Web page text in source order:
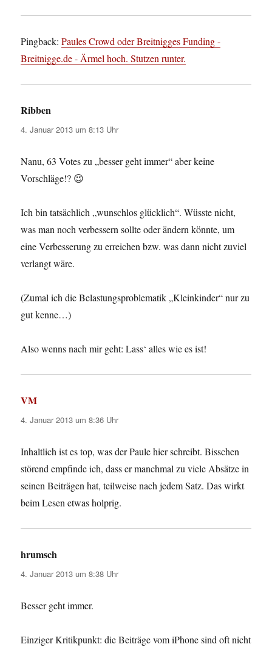
Pingback:Paules Crowd oder Breitnigges Funding -
Breitnigge.de - Ärmel hoch. Stutzen runter.
Ribben
4. Januar 2013 um 8:13 Uhr
Nanu, 63 Votes zu „besser geht immer“ aber keine
Vorschläge!? 😉
Ich bin tatsächlich „wunschlos glücklich“. Wüsste nicht,
was man noch verbessern sollte oder ändern könnte, um
eine Verbesserung zu erreichen bzw. was dann nicht zuviel
verlangt wäre.
(Zumal ich die Belastungsproblematik „Kleinkinder“ nur zu
gut kenne…)
Also wenns nach mir geht: Lass‘ alles wie es ist!
VM
4. Januar 2013 um 8:36 Uhr
Inhaltlich ist es top, was der Paule hier schreibt. Bisschen
störend empfinde ich, dass er manchmal zu viele Absätze in
seinen Beiträgen hat, teilweise nach jedem Satz. Das wirkt
beim Lesen etwas holprig.
hrumsch
4. Januar 2013 um 8:38 Uhr
Besser geht immer.
Einziger Kritikpunkt: die Beiträge vom iPhone sind oft nicht